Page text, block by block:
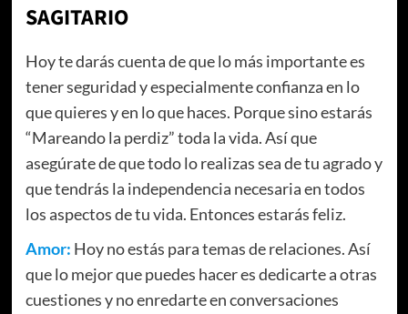
SAGITARIO
Hoy te darás cuenta de que lo más importante es
tener seguridad y especialmente confianza en lo
que quieres y en lo que haces. Porque sino estarás
“Mareando la perdiz” toda la vida. Así que
asegúrate de que todo lo realizas sea de tu agrado y
que tendrás la independencia necesaria en todos
los aspectos de tu vida. Entonces estarás feliz.
Amor: Hoy no estás para temas de relaciones. Así
que lo mejor que puedes hacer es dedicarte a otras
cuestiones y no enredarte en conversaciones